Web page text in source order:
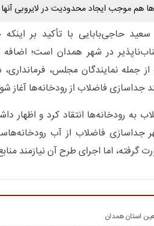
هم موجب ایجاد محدودیت در لایروبی
حاجی‌بابایی با تأکید بر
در شهر همدان است؛ اضافه
جمله نمایندگان مجلس، فرمانداری،
جداسازی فاضلاب از رودخانه‌ها آغاز
به رودخانه‌ها انتقاد کرد و اظهار
جداسازی فاضلاب از آب
گرفته، اما اجرای طرح آن نیازمند
استان همدان